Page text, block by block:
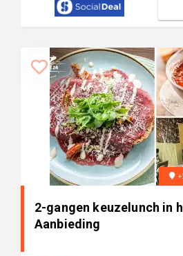
2-gangen keuzelunch in
Aanbieding